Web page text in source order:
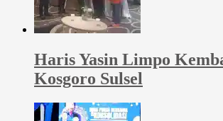
Haris Yasin Limpo
Kosgoro Sulsel